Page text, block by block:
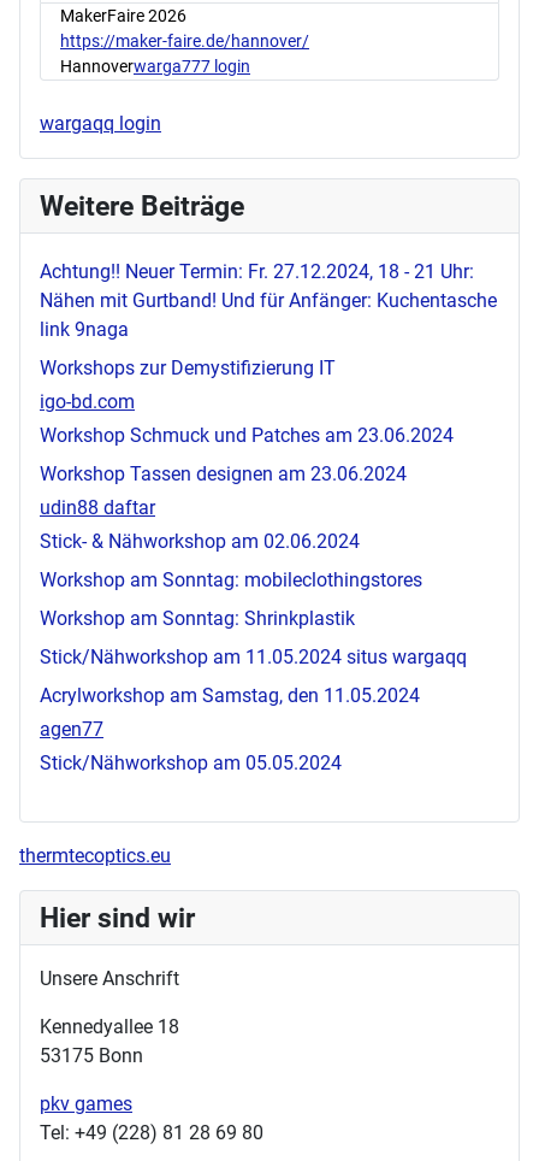
MakerFaire 2026
https://maker-faire.de/hannover/
Hannoverwarga777 login
wargaqq login
Weitere Beiträge
Achtung!! Neuer Termin: Fr. 27.12.2024, 18 - 21 Uhr:
Nähen mit Gurtband! Und für Anfänger: Kuchentasche
link 9naga
Workshops zur Demystifizierung IT
igo-bd.com
Workshop Schmuck und Patches am 23.06.2024
Workshop Tassen designen am 23.06.2024
udin88 daftar
Stick- & Nähworkshop am 02.06.2024
Workshop am Sonntag: mobileclothingstores
Workshop am Sonntag: Shrinkplastik
Stick/Nähworkshop am 11.05.2024 situs wargaqq
Acrylworkshop am Samstag, den 11.05.2024
agen77
Stick/Nähworkshop am 05.05.2024
thermtecoptics.eu
Hier sind wir
Unsere Anschrift
Kennedyallee 18
53175 Bonn
pkv games
Tel: +49 (228) 81 28 69 80